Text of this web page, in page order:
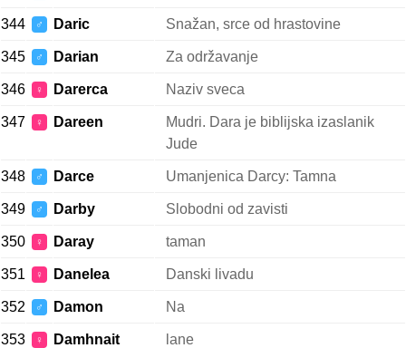
344 ♂ Daric Snažan, srce od hrastovine
345 ♂ Darian Za održavanje
346 ♀ Darerca Naziv sveca
347 ♀ Dareen
Mudri. Dara je biblijska izaslanik
Jude
348 ♂ Darce Umanjenica Darcy: Tamna
349 ♂ Darby Slobodni od zavisti
350 ♀ Daray taman
351 ♀ Danelea Danski livadu
352 ♂ Damon Na
353 ♀ Damhnait lane